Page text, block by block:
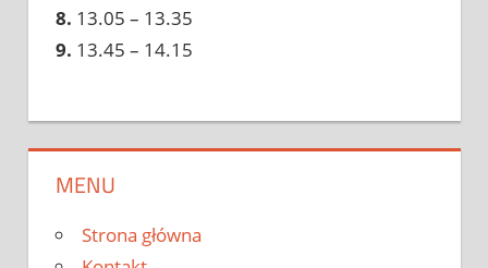
8. 13.05 – 13.35
9. 13.45 – 14.15
MENU
Strona główna